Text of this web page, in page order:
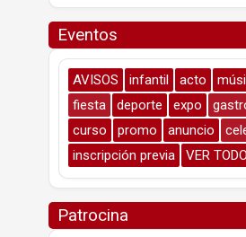
Eventos
AVISOS infantil acto
fiesta
deporte expo
curso
promo anuncio
inscripción previa
VER TODO
Patrocina